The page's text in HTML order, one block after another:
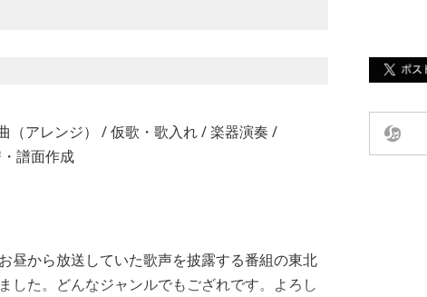
（アレンジ） /仮歌・歌入れ/楽器演奏 /
譜面作成
昼から放送していた歌声を披露する番組の東北
した。どんなジャンルでもござれです。よろし